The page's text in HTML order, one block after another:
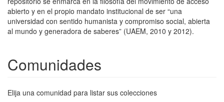
abierto y en el propio mandato institucional de ser “una
universidad con sentido humanista y compromiso social, abierta
al mundo y generadora de saberes” (UAEM, 2010 y 2012).
Comunidades
Elija una comunidad para listar sus colecciones